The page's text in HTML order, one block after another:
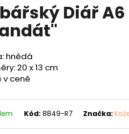
Diář A6
hnědá
20 x 13 cm
v ceně
Kód: 8849-R7 Značka:
- "KAPR" - 40